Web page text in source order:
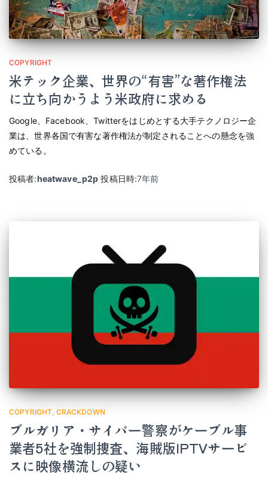
COPYRIGHT
米テック企業、世界の“有害”な著作権法
に立ち向かうよう米政府に求める
Google、Facebook、Twitterをはじめとする大手テクノロジー企
業は、世界各国で有害な著作権法が制定されることへの懸念を強
めている。
投稿者:heatwave_p2p 投稿日時:7年前
COPYRIGHT CRACKDOWN
ブルガリア・サイバー警察がケーブル事
業者5社を強制捜査、海賊版IPTVサービ
スに映像横流しの疑い